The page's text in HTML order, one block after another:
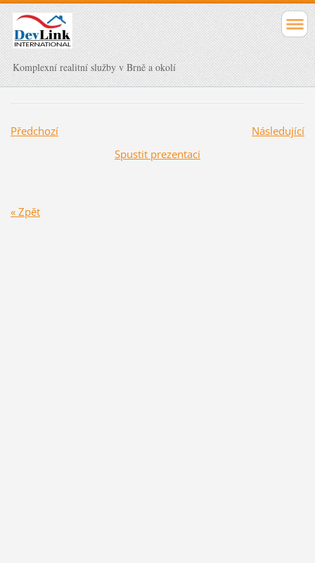
Komplexní realitní služby v Brně a okolí
Předchozí
Následující
Spustit prezentaci
« Zpět